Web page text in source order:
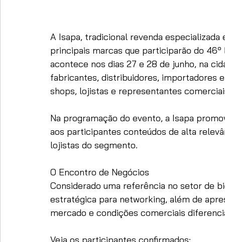
A Isapa, tradicional revenda
principais marcas que participarão do
acontece nos dias 27 e 28 de junho, na
fabricantes, distribuidores, importadores
shops, lojistas e representantes
Na programação do evento, a Isapa
aos participantes conteúdos de alta
lojistas do segmento.
O Encontro de Negócios
Considerado uma referência no setor de
estratégica para networking, além de
mercado e condições comerciais
Veja os participantes confirmados: